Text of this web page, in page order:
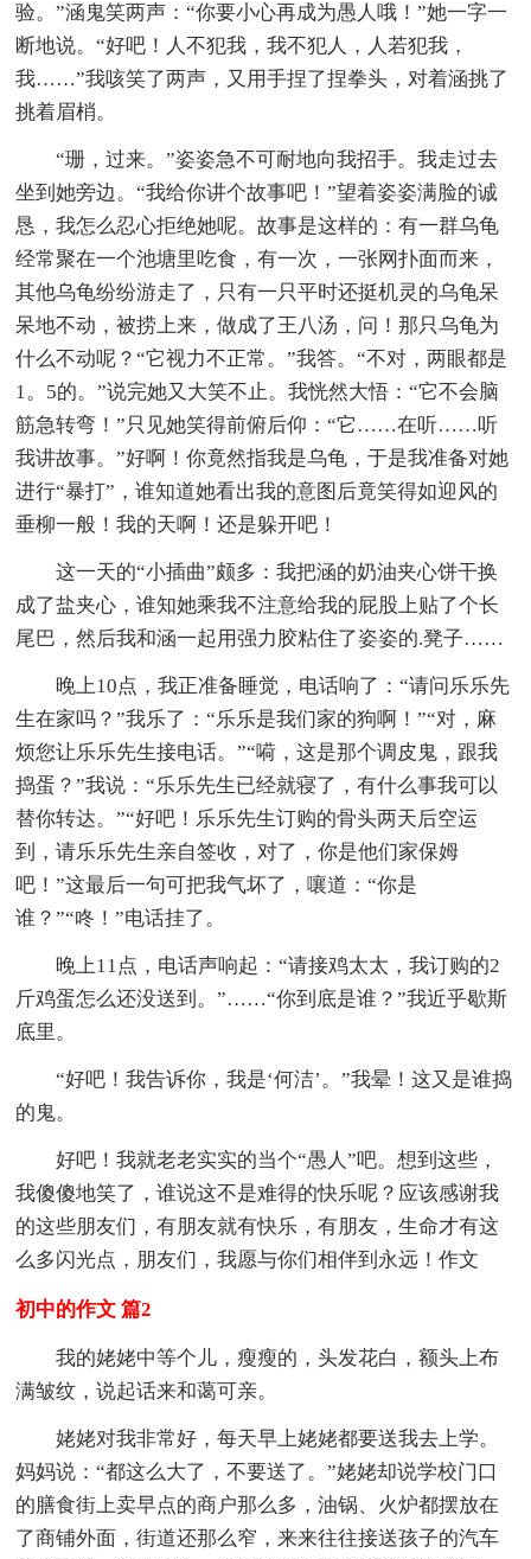
验。”涵鬼笑两声：“你要小心再成为愚人哦！”她一字一
断地说。“好吧！人不犯我，我不犯人，人若犯我，
我……”我咳笑了两声，又用手捏了捏拳头，对着涵挑了
挑着眉梢。
“珊，过来。”姿姿急不可耐地向我招手。我走过去
坐到她旁边。“我给你讲个故事吧！”望着姿姿满脸的诚
恳，我怎么忍心拒绝她呢。故事是这样的：有一群乌龟
经常聚在一个池塘里吃食，有一次，一张网扑面而来，
其他乌龟纷纷游走了，只有一只平时还挺机灵的乌龟呆
呆地不动，被捞上来，做成了王八汤，问！那只乌龟为
什么不动呢？“它视力不正常。”我答。“不对，两眼都是
1。5的。”说完她又大笑不止。我恍然大悟：“它不会脑
筋急转弯！”只见她笑得前俯后仰：“它……在听……听
我讲故事。”好啊！你竟然指我是乌龟，于是我准备对她
进行“暴打”，谁知道她看出我的意图后竟笑得如迎风的
垂柳一般！我的天啊！还是躲开吧！
这一天的“小插曲”颇多：我把涵的奶油夹心饼干换
成了盐夹心，谁知她乘我不注意给我的屁股上贴了个长
尾巴，然后我和涵一起用强力胶粘住了姿姿的.凳子……
晚上10点，我正准备睡觉，电话响了：“请问乐乐先
生在家吗？”我乐了：“乐乐是我们家的狗啊！”“对，麻
烦您让乐乐先生接电话。”“嗬，这是那个调皮鬼，跟我
捣蛋？”我说：“乐乐先生已经就寝了，有什么事我可以
替你转达。”“好吧！乐乐先生订购的骨头两天后空运
到，请乐乐先生亲自签收，对了，你是他们家保姆
吧！”这最后一句可把我气坏了，嚷道：“你是
谁？”“咚！”电话挂了。
晚上11点，电话声响起：“请接鸡太太，我订购的2
斤鸡蛋怎么还没送到。”……“你到底是谁？”我近乎歇斯
底里。
“好吧！我告诉你，我是‘何洁’。”我晕！这又是谁捣
的鬼。
好吧！我就老老实实的当个“愚人”吧。想到这些，
我傻傻地笑了，谁说这不是难得的快乐呢？应该感谢我
的这些朋友们，有朋友就有快乐，有朋友，生命才有这
么多闪光点，朋友们，我愿与你们相伴到永远！作文
初中的作文 篇2
我的姥姥中等个儿，瘦瘦的，头发花白，额头上布
满皱纹，说起话来和蔼可亲。
姥姥对我非常好，每天早上姥姥都要送我去上学。
妈妈说：“都这么大了，不要送了。”姥姥却说学校门口
的膳食街上卖早点的商户那么多，油锅、火炉都摆放在
了商铺外面，街道还那么窄，来来往往接送孩子的汽车